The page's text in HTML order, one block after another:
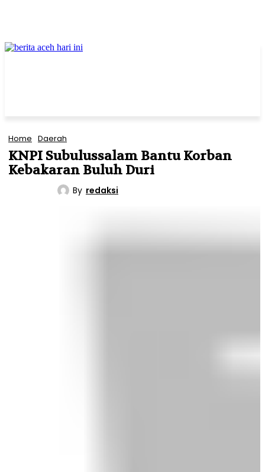
Home Daerah
KNPI Subulussalam Bantu Korban
Kebakaran Buluh Duri
By redaksi